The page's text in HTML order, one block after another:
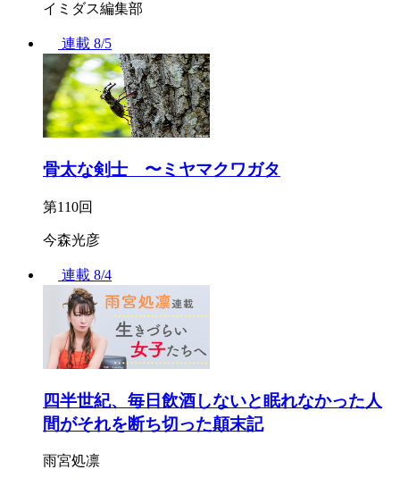
イミダス編集部
連載 8/5
骨太な剣士 〜ミヤマクワガタ
第110回
今森光彦
連載 8/4
四半世紀、毎日飲酒しないと眠れなかった人
間がそれを断ち切った顛末記
雨宮処凛